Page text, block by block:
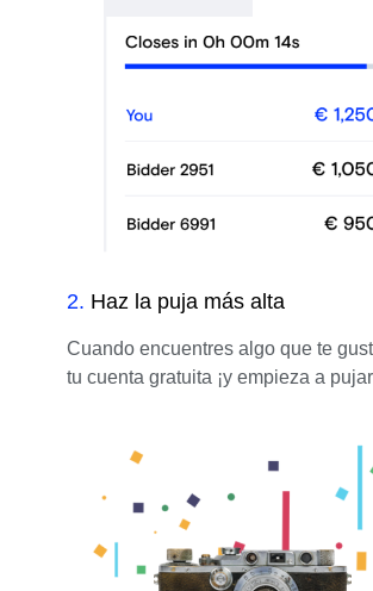
2. Haz la puja más alta
Cuando encuentres algo que te
tu cuenta gratuita ¡y empieza a